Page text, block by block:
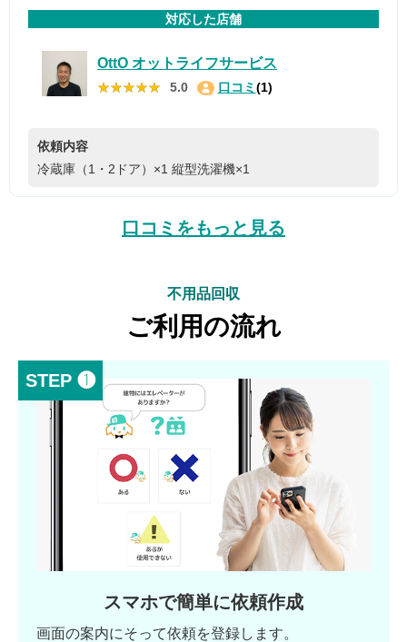
対応した店舗
OttO オットライフサービス
★★★★★
★★★★★ 5.0 口コミ (1)
依頼内容
冷蔵庫（1・2ドア）×1 縦型洗濯機×1
口コミをもっと見る
不用品回収
ご利用の流れ
STEP ❶
スマホで簡単に依頼作成
画面の案内にそって依頼を登録します。